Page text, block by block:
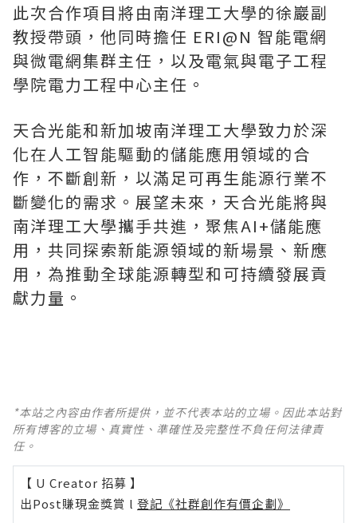
此次合作項目將由南洋理工大學的徐巖副
教授帶頭，他同時擔任 ERI@N 智能電網
與微電網集群主任，以及電氣與電子工程
學院電力工程中心主任。
天合光能和新加坡南洋理工大學致力於深
化在人工智能驅動的儲能應用領域的合
作，不斷創新，以滿足可再生能源行業不
斷變化的需求。展望未來，天合光能將與
南洋理工大學攜手共進，聚焦AI+儲能應
用，共同探索新能源領域的新場景、新應
用，為推動全球能源轉型和可持續發展貢
獻力量。
*本站之內容由作者所提供，並不代表本站的立場。因此本站對
所有博客的立場、真實性、準確性及完整性不負任何法律責
任。
【 U Creator 招募 】
出Post賺現金獎賞 l 登記《社群創作有價企劃》